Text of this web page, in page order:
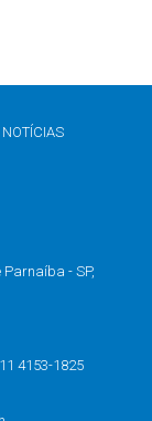
NOTÍCIAS
Parnaíba - SP,
11 4153-1825